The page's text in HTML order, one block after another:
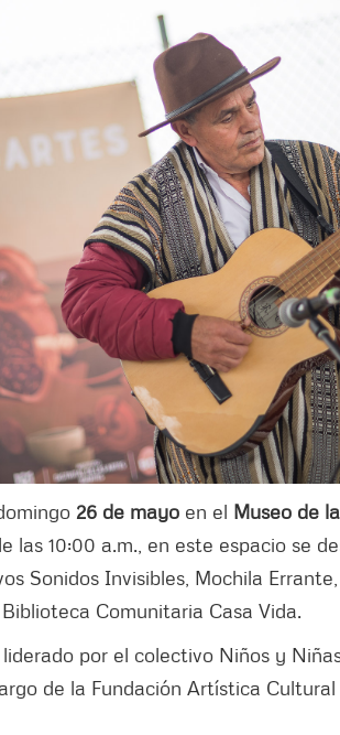
26 de mayo en el Museo de
las 10:00 a.m., en este espacio se
Sonidos Invisibles, Mochila
Comunitaria Casa Vida.
por el colectivo Niños y
de la Fundación Artística